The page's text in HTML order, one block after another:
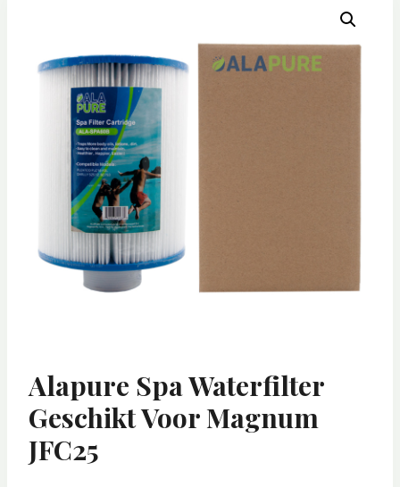
Alapure Spa Waterfilter
Geschikt Voor Magnum
JFC25